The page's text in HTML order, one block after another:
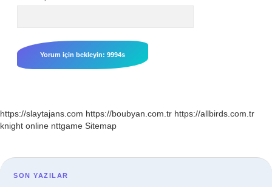
https://slaytajans.com https://boubyan.com.tr https://allbirds.com.tr
knight online nttgame Sitemap
SIDEBAR
SON YAZILAR